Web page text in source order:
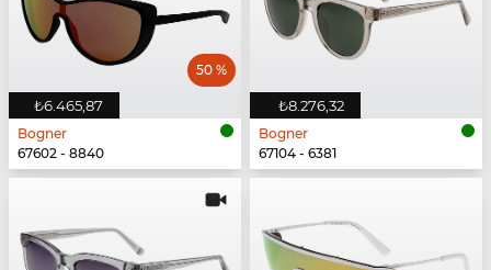
₺6.465,87
50 %
Bogner
67602 - 8840
₺8.276,32
Bogner
67104 - 6381